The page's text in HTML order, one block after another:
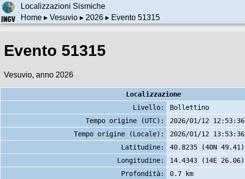
Localizzazioni Sismiche
Home▸ Vesuvio▸ 2026▸ Evento 51315
Evento 51315
Vesuvio, anno 2026
Localizzazione
Livello:
Bollettino
Tempo origine (UTC):
2026/01/12 12:53:36
Tempo origine (Locale):
2026/01/12 13:53:36
Latitudine:
40.8235 (40N 49.41)
Longitudine:
14.4343 (14E 26.06)
Profondità:
0.7 km